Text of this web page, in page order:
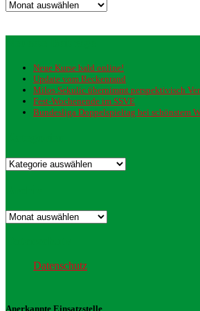
Archiv
Neue Kurse bald online!
Update vom Beckenrand
Milos Sekulic übernimmt perspektivisch
Fest-Wochenende im SSVE
Bundesliga Doppelspieltag bei schönstem
Kategorien
Archiv
Datenschutz
Anerkannte Einsatzstelle